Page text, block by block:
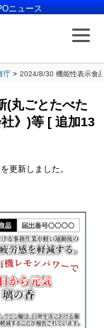
ニュース
庁 2024/8/30 機能性表示食
(丸ごとたべた
》)等 [ 追加13
更新しました。